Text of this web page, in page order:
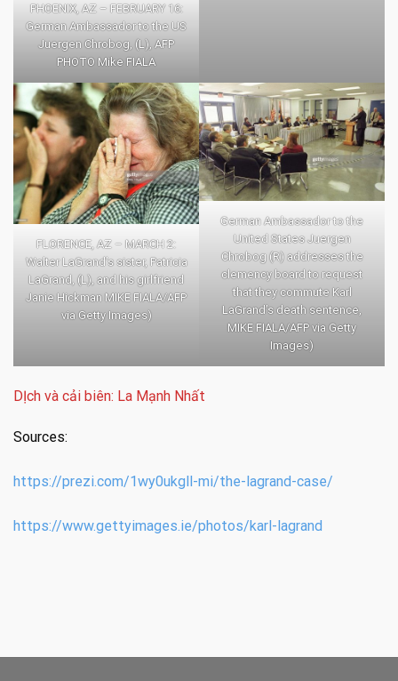
PHOENIX, AZ – FEBRUARY 16:
German Ambassador to the US
Juergen Chrobog, (L), AFP
PHOTO Mike FIALA
FLORENCE, AZ – MARCH 2:
Walter LaGrand’s sister, Patricia
LaGrand, (L), and his girlfriend
Janie Hickman MIKE FIALA/AFP
via Getty Images)
German Ambassador to the
United States Juergen
Chrobog (R) addresses the
clemency board to request
that they commute Karl
LaGrand’s death sentence,
MIKE FIALA/AFP via Getty
Images)
DỊch và cải biên: La Mạnh Nhất
Sources:
https://prezi.com/1wy0ukgll-mi/the-lagrand-case/
https://www.gettyimages.ie/photos/karl-lagrand